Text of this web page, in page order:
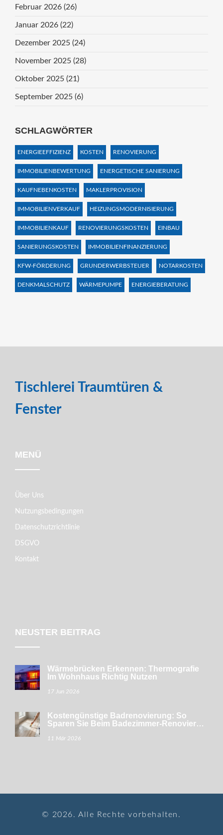
Februar 2026 (26)
Januar 2026 (22)
Dezember 2025 (24)
November 2025 (28)
Oktober 2025 (21)
September 2025 (6)
SCHLAGWÖRTER
ENERGIEEFFIZIENZ KOSTEN RENOVIERUNG
IMMOBILIENBEWERTUNG ENERGETISCHE SANIERUNG
KAUFNEBENKOSTEN MAKLERPROVISION
IMMOBILIENVERKAUF HEIZUNGSMODERNISIERUNG
IMMOBILIENKAUF RENOVIERUNGSKOSTEN EINBAU
SANIERUNGSKOSTEN IMMOBILIENFINANZIERUNG
KFW-FÖRDERUNG GRUNDERWERBSTEUER NOTARKOSTEN
DENKMALSCHUTZ WÄRMEPUMPE ENERGIEBERATUNG
Tischlerei Traumtüren &
Fenster
MENÜ
Über Uns
Nutzungsbedingungen
Datenschutzrichtlinie
DSGVO
Kontakt
NEUSTER BEITRAG
Wärmebrücken Erkennen: Thermografie
Im Wohnhaus Richtig Nutzen
17 Jun 2026
Kostengünstige Badrenovierung: So
Sparen Sie Beim Badezimmer-Renovieren
11 Mär 2026
© 2026. Alle Rechte vorbehalten.